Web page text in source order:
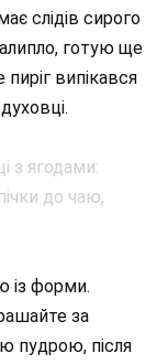
слідів сирого
готую ще
випікався
із форми.
за
пудрою, після